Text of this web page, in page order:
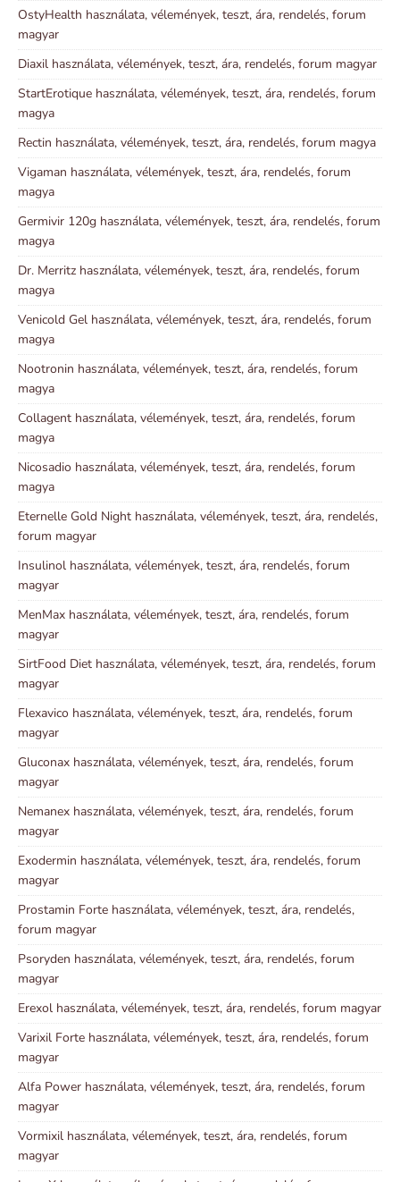
OstyHealth használata, vélemények, teszt, ára, rendelés, forum
magyar
Diaxil használata, vélemények, teszt, ára, rendelés, forum magyar
StartErotique használata, vélemények, teszt, ára, rendelés, forum
magya
Rectin használata, vélemények, teszt, ára, rendelés, forum magya
Vigaman használata, vélemények, teszt, ára, rendelés, forum
magya
Germivir 120g használata, vélemények, teszt, ára, rendelés, forum
magya
Dr. Merritz használata, vélemények, teszt, ára, rendelés, forum
magya
Venicold Gel használata, vélemények, teszt, ára, rendelés, forum
magya
Nootronin használata, vélemények, teszt, ára, rendelés, forum
magya
Collagent használata, vélemények, teszt, ára, rendelés, forum
magya
Nicosadio használata, vélemények, teszt, ára, rendelés, forum
magya
Eternelle Gold Night használata, vélemények, teszt, ára, rendelés,
forum magyar
Insulinol használata, vélemények, teszt, ára, rendelés, forum
magyar
MenMax használata, vélemények, teszt, ára, rendelés, forum
magyar
SirtFood Diet használata, vélemények, teszt, ára, rendelés, forum
magyar
Flexavico használata, vélemények, teszt, ára, rendelés, forum
magyar
Gluconax használata, vélemények, teszt, ára, rendelés, forum
magyar
Nemanex használata, vélemények, teszt, ára, rendelés, forum
magyar
Exodermin használata, vélemények, teszt, ára, rendelés, forum
magyar
Prostamin Forte használata, vélemények, teszt, ára, rendelés,
forum magyar
Psoryden használata, vélemények, teszt, ára, rendelés, forum
magyar
Erexol használata, vélemények, teszt, ára, rendelés, forum magyar
Varixil Forte használata, vélemények, teszt, ára, rendelés, forum
magyar
Alfa Power használata, vélemények, teszt, ára, rendelés, forum
magyar
Vormixil használata, vélemények, teszt, ára, rendelés, forum
magyar